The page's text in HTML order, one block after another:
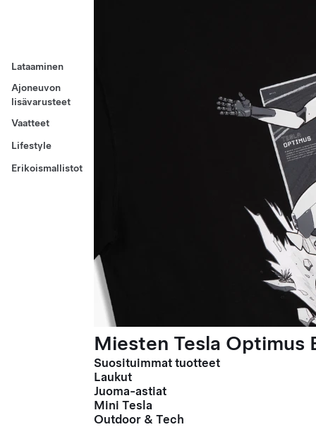
Lataaminen
Ajoneuvon
lisävarusteet
Vaatteet
Lifestyle
Erikoismallistot
Miesten Tesla
Suosituimmat tuotteet
Laukut
Juoma-astiat
Mini Tesla
Outdoor & Tech